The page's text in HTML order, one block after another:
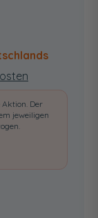
Der
jeweiligen